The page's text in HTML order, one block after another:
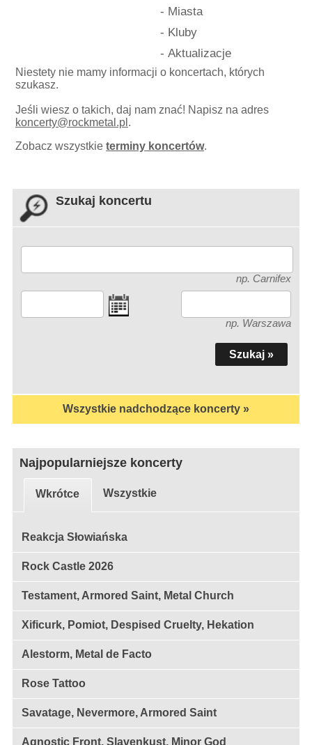
- Miasta
- Kluby
- Aktualizacje
Niestety nie mamy informacji o koncertach, których
szukasz.
Jeśli wiesz o takich, daj nam znać! Napisz na adres
koncerty@rockmetal.pl .
Zobacz wszystkieterminy koncertów.
Szukaj koncertu
np. Carnifex
np. Warszawa
Wszystkie nadchodzące koncerty »
Najpopularniejsze koncerty
Wkrótce Wszystkie
Reakcja Słowiańska
Rock Castle 2026
Testament, Armored Saint, Metal Church
Xificurk, Pomiot, Despised Cruelty, Hekation
Alestorm, Metal de Facto
Rose Tattoo
Savatage, Nevermore, Armored Saint
Agnostic Front, Slavenkust, Minor God